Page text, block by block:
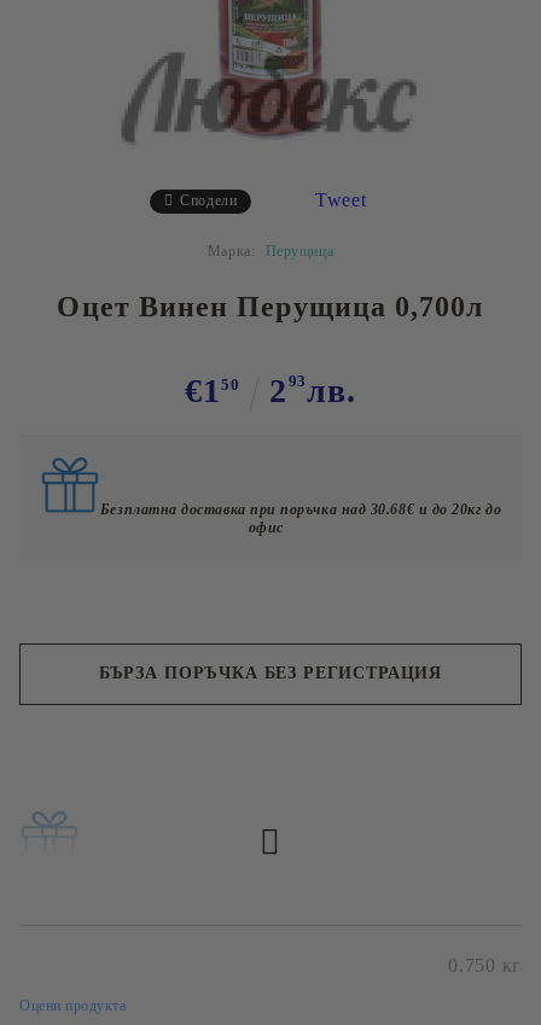
Сподели Tweet
Марка: Перущица
Оцет Винен Перущица 0,700л
€150 2 93лв.
Безплатна доставка при поръчка над 30.68€ и до 20кг до
офис
БЪРЗА ПОРЪЧКА БЕЗ РЕГИСТРАЦИЯ
0.750 кг
Оцени продукта